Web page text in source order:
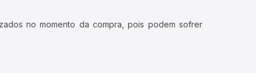
no momento da compra, pois podem sofrer